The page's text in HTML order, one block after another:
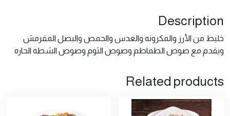
Description
خليط من الأرز والمكرونه والعدس والحمص والبصل المقرمش
ويقدم مع صوص الطماطم وصوص الثوم وصوص الشطه الحاره
Related products